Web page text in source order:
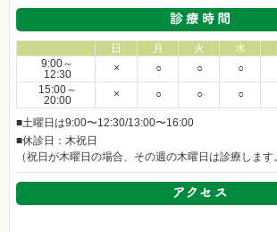
日 月 火 水
9:00～
12:30
× ○ ○ ○
15:00～
20:00
× ○ ○ ○
■土曜日は9:00〜12:30/13:00〜16:00
■休診日：木祝日
（祝日が木曜日の場合、その週の木曜日は診療します